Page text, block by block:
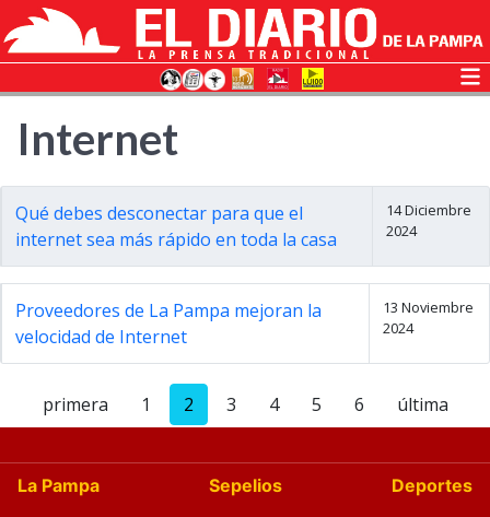
Internet
Qué debes desconectar para que el
internet sea más rápido en toda la casa
14 Diciembre
2024
Proveedores de La Pampa mejoran la
velocidad de Internet
13 Noviembre
2024
primera 1 2 3 4 5 6 última
La Pampa Sepelios
Deportes